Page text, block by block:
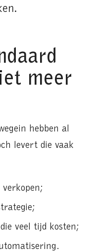
meer
hebben al
levert die vaak
veel tijd kosten;